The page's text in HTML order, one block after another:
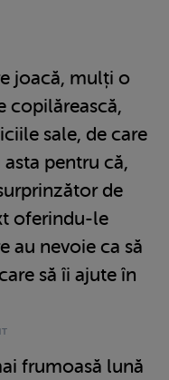
joacă, mulți o
copilărească,
sale, de care
pentru că,
de
oferindu-le
au nevoie ca să
să îi ajute în
frumoasă lună